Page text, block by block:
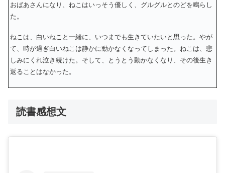
おばあさんになり、ねこはいっそう優しく、グルグルとのどを鳴らし
た。
ねこは、白いねこと一緒に、いつまでも生きていたいと思った。やが
て、時が過ぎ白いねこは静かに動かなくなってしまった。ねこは、悲
しみにくれ泣き続けた。そして、とうとう動かなくなり、その後生き
返ることはなかった。
読書感想文